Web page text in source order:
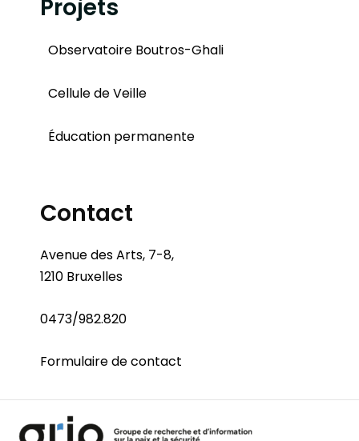
Projets
Observatoire Boutros-Ghali
Cellule de Veille
Éducation permanente
Contact
Avenue des Arts, 7-8,
1210 Bruxelles
0473/982.820
Formulaire de contact